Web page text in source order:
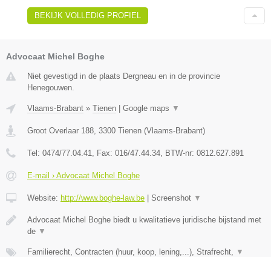
BEKIJK VOLLEDIG PROFIEL
Advocaat Michel Boghe
Niet gevestigd in de plaats Dergneau en in de provincie
Henegouwen.
Vlaams-Brabant » Tienen Google maps ▼
Groot Overlaar 188 3300 Tienen (Vlaams-Brabant)
Tel: 0474/77.04.41 , Fax: 016/47.44.34 , BTW-nr: ​0812.627.891
E-mail › Advocaat Michel Boghe
Website: http://www.boghe-law.be Screenshot ▼
Advocaat Michel Boghe biedt u kwalitatieve juridische bijstand met
de ▼
Familierecht, Contracten (huur, koop, lening,...), Strafrecht, ▼